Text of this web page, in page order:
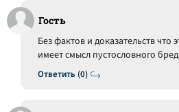
Гость
Ответить (0)
Без фактов и доказательств что
имеет смысл пустословного